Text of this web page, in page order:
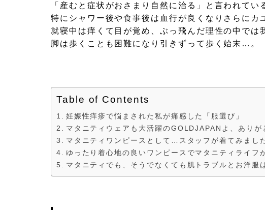
「産むと症状がおさまり自然に治る」と言われてい
特にシャワー後や食事後は血行が良くなりさらにカ
就寝中は痒くて目が覚め、ぶっ飛んだ理性の中では
脚は歩くことも困難になり引きずって歩く始末…。
Table of Contents
妊娠性痒疹で悩まされた私が痛感した「服選び」
マタニティウェアも大活躍のGOLDJAPANよ、ありが
マタニティワンピースとして…スタッフが着てみまし
ゆったり着心地の良いワンピースでマタニティライフ
マタニティでも、そうでなくても肌トラブルとお洋服